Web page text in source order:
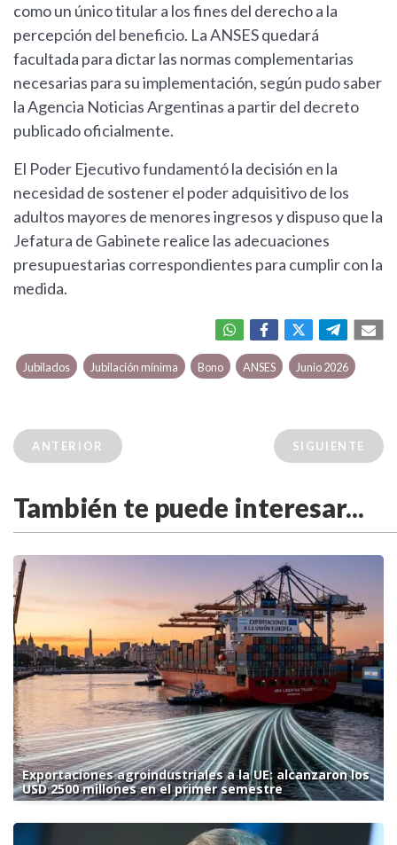
como un único titular a los fines del derecho a la
percepción del beneficio. La ANSES quedará
facultada para dictar las normas complementarias
necesarias para su implementación, según pudo saber
la Agencia Noticias Argentinas a partir del decreto
publicado oficialmente.
El Poder Ejecutivo fundamentó la decisión en la
necesidad de sostener el poder adquisitivo de los
adultos mayores de menores ingresos y dispuso que la
Jefatura de Gabinete realice las adecuaciones
presupuestarias correspondientes para cumplir con la
medida.
Jubilados Jubilación mínima Bono ANSES Junio 2026
ANTERIOR SIGUIENTE
También te puede interesar...
Exportaciones agroindustriales a la UE: alcanzaron los
USD 2500 millones en el primer semestre